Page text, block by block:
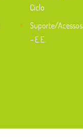
Ciclo
Suporte/Acessos
– E.E.